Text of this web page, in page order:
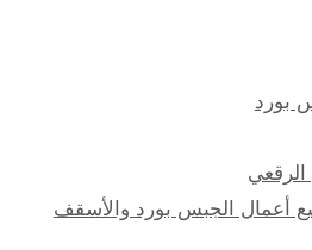
بورد
أعمال الجبس بورد والأسقف